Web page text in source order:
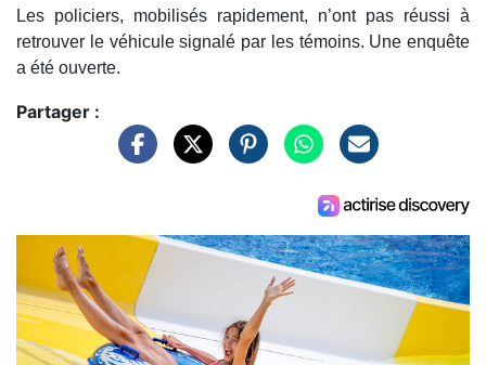
Les policiers, mobilisés rapidement, n’ont pas réussi à
retrouver le véhicule signalé par les témoins. Une enquête
a été ouverte.
Partager :